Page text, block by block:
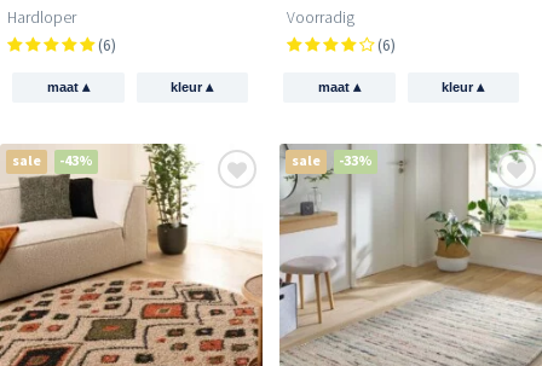
Hardloper
(6)
maat ▴ kleur▴
Voorradig
(6)
maat ▴ kleur▴
sale -43% sale -33%